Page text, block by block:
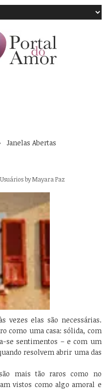
Janelas Abertas
byMayara Paz
vezes elas são necessárias.
como uma casa: sólida, com
se sentimentos – e com um
resolvem abrir uma das
mais tão raros como no
vistos como algo amoral e